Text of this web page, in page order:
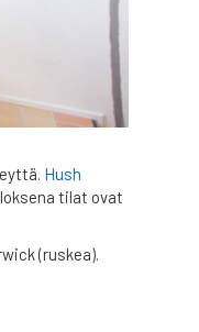
Hush
tilat ovat
(ruskea).